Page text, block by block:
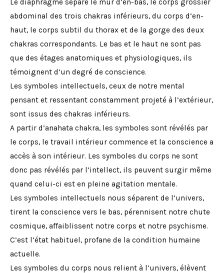
Le diaphragme sépare le mur d’en-bas, le corps grossier
abdominal des trois chakras inférieurs, du corps d’en-
haut, le corps subtil du thorax et de la gorge des deux
chakras correspondants. Le bas et le haut ne sont pas
que des étages anatomiques et physiologiques, ils
témoignent d’un degré de conscience.
Les symboles intellectuels, ceux de notre mental
pensant et ressentant constamment projeté à l’extérieur,
sont issus des chakras inférieurs.
A partir d’anahata chakra, les symboles sont révélés par
le corps, le travail intérieur commence et la conscience a
accès à son intérieur. Les symboles du corps ne sont
donc pas révélés par l’intellect, ils peuvent surgir même
quand celui-ci est en pleine agitation mentale.
Les symboles intellectuels nous séparent de l’univers,
tirent la conscience vers le bas, pérennisent notre chute
cosmique, affaiblissent notre corps et notre psychisme.
C’est l’état habituel, profane de la condition humaine
actuelle.
Les symboles du corps nous relient à l’univers, élèvent